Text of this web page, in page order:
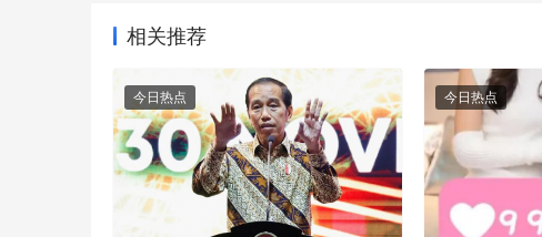
相关推荐
今日热点 今日热点